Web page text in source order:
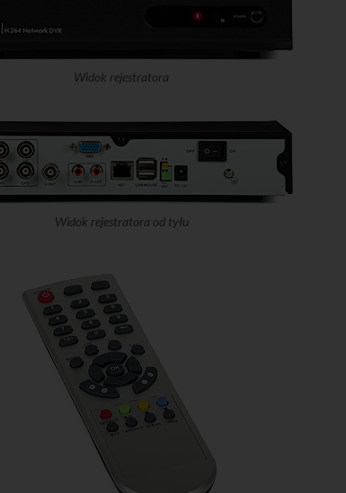
Widok rejestratora
Widok rejestratora od tyłu